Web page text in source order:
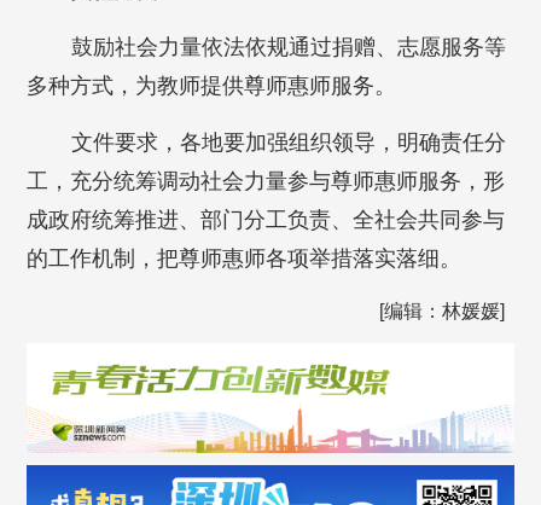
鼓励社会力量依法依规通过捐赠、志愿服务等
多种方式，为教师提供尊师惠师服务。
文件要求，各地要加强组织领导，明确责任分
工，充分统筹调动社会力量参与尊师惠师服务，形
成政府统筹推进、部门分工负责、全社会共同参与
的工作机制，把尊师惠师各项举措落实落细。
[编辑：林媛媛]